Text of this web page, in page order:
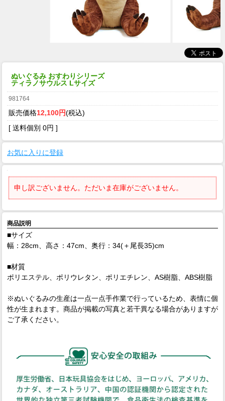
ぬいぐるみ おすわりシリーズ
ティラノサウルス Lサイズ
981764
販売価格12,100円(税込)
[ 送料個別 0円 ]
お気に入りに登録
申し訳ございません。ただいま在庫がございません。
商品説明
■サイズ
幅：28cm、高さ：47cm、奥行：34(＋尾長35)cm
■材質
ポリエステル、ポリウレタン、ポリエチレン、AS樹脂、ABS樹脂
※ぬいぐるみの生産は一点一点手作業で行っているため、表情に個
性が生まれます。商品が掲載の写真と若干異なる場合がありますが
ご了承ください。